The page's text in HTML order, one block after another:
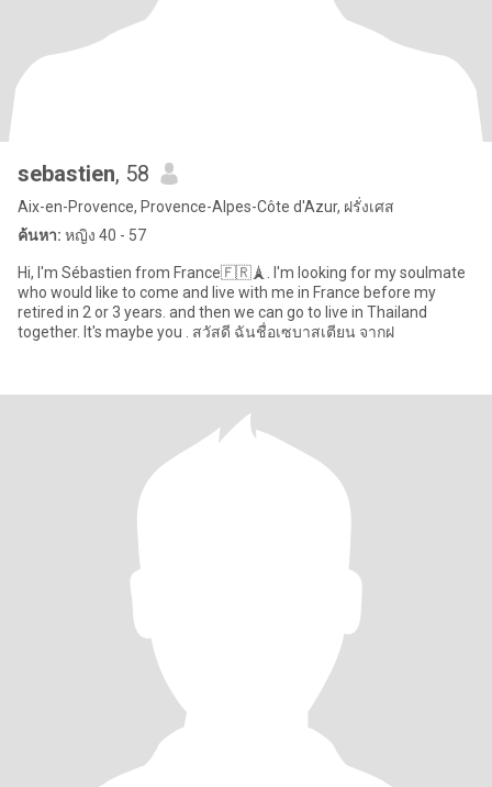
sebastien, 58
Aix-en-Provence, Provence-Alpes-Côte d'Azur, ฝรั่งเศส
ค้นหา: หญิง 40 - 57
Hi, I'm Sébastien from France🇫🇷🗼. I'm looking for my soulmate
who would like to come and live with me in France before my
retired in 2 or 3 years. and then we can go to live in Thailand
together. It's maybe you . สวัสดี ฉันชื่อเซบาสเตียน จากฝ